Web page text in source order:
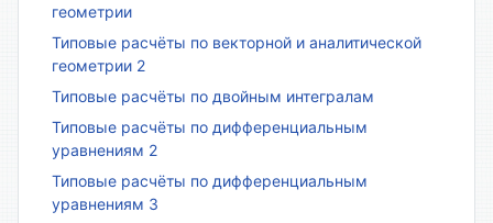
геометрии
Типовые расчёты по векторной и аналитической
геометрии 2
Типовые расчёты по двойным интегралам
Типовые расчёты по дифференциальным
уравнениям 2
Типовые расчёты по дифференциальным
уравнениям 3